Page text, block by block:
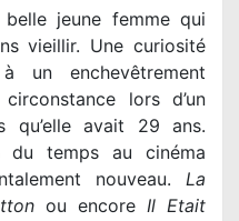
jeune femme qui
vieillir. Une curiosité
un enchevêtrement
lors d’un
qu’elle avait 29 ans.
du temps au cinéma
nouveau. La
ou encore Il Etait